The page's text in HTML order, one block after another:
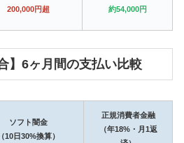
200,000円超 約54,000円
】6ヶ月間の支払い比較
ソフト闇金
（10日30%換算）
正規消費者金融
（年18%・月1返